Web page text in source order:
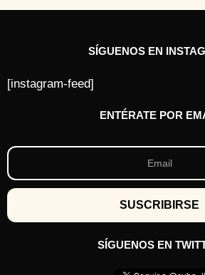
SÍGUENOS EN
[instagram-feed]
ENTÉRATE POR
SÍGUENOS EN